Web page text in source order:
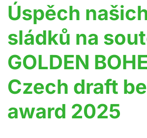
Úspěch
sládků na
GOLDEN
Czech draft
award 2025